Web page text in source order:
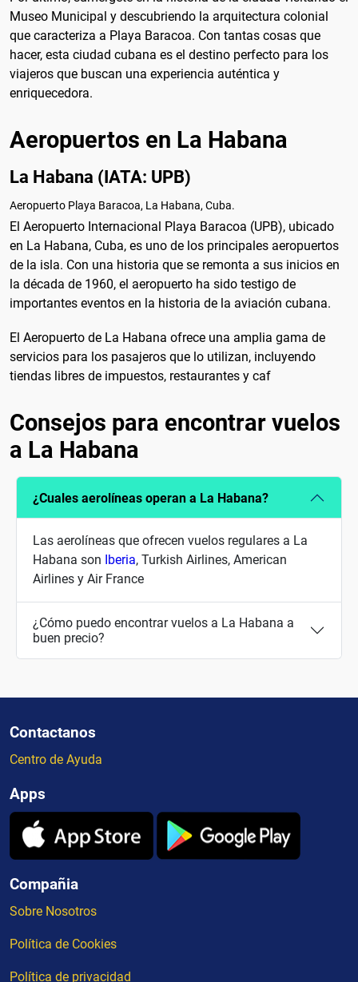
Museo Municipal y descubriendo la arquitectura colonial
que caracteriza a Playa Baracoa. Con tantas cosas que
hacer, esta ciudad cubana es el destino perfecto para los
viajeros que buscan una experiencia auténtica y
enriquecedora.
Aeropuertos en La Habana
La Habana (IATA: UPB)
Aeropuerto Playa Baracoa, La Habana, Cuba.
El Aeropuerto Internacional Playa Baracoa (UPB), ubicado
en La Habana, Cuba, es uno de los principales aeropuertos
de la isla. Con una historia que se remonta a sus inicios en
la década de 1960, el aeropuerto ha sido testigo de
importantes eventos en la historia de la aviación cubana.
El Aeropuerto de La Habana ofrece una amplia gama de
servicios para los pasajeros que lo utilizan, incluyendo
tiendas libres de impuestos, restaurantes y caf
Consejos para encontrar vuelos
a La Habana
¿Cuales aerolíneas operan a La Habana?
Las aerolíneas que ofrecen vuelos regulares a La
Habana son Iberia, Turkish Airlines, American
Airlines y Air France
¿Cómo puedo encontrar vuelos a La Habana a
buen precio?
Contactanos
Centro de Ayuda
Apps
Compañia
Sobre Nosotros
Política de Cookies
Política de privacidad